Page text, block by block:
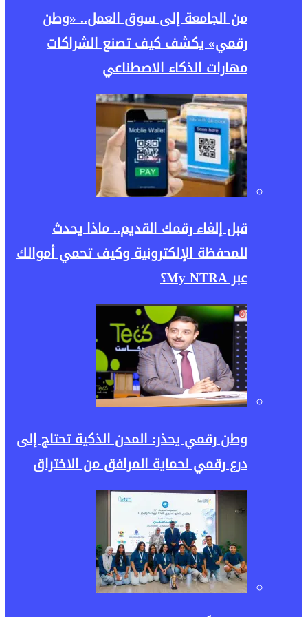
من الجامعة إلى سوق العمل.. «وطن
رقمي» يكشف كيف تصنع الشراكات
مهارات الذكاء الاصطناعي
قبل إلغاء رقمك القديم.. ماذا يحدث
للمحفظة الإلكترونية وكيف تحمي أموالك
عبر My NTRA؟
وطن رقمي يحذر: المدن الذكية تحتاج إلى
درع رقمي لحماية المرافق من الاختراق